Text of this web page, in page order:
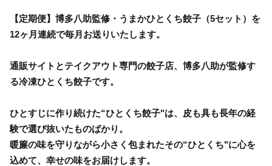
【定期便】博多八助監修・うまかひとくち餃子（5セット）を
12ヶ月連続で毎月お送りいたします。
通販サイトとテイクアウト専門の餃子店、博多八助が監修す
る冷凍ひとくち餃子です。
ひとすじに作り続けた“ひとくち餃子"は、皮も具も長年の経
験で選び抜いたものばかり。
暖簾の味を守りながら小さく包まれたその“ひとくち"に心を
込めて、幸せの味をお届けします。